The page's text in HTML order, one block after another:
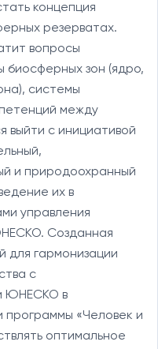
концепция
резерватах.
вопросы
биосферных зон (ядро,
системы
между
выйти с инициативой
и природоохранный
их в
управления
Созданная
для гармонизации
с
ЮНЕСКО в
программы «Человек и
оптимальное